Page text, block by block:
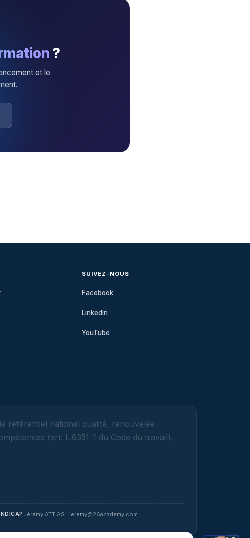
?
et le
SUIVEZ-NOUS
Facebook
LinkedIn
YouTube
référentiel national qualité, renouvelée
(art. L.6351-1 du Code du travail).
Jérémy ATTIAS · jeremy@26academy.com